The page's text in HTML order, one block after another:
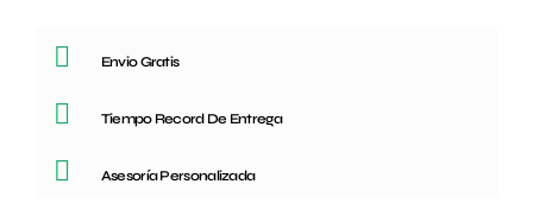
Envio Gratis
Tiempo Record De Entrega
Asesoría Personalizada